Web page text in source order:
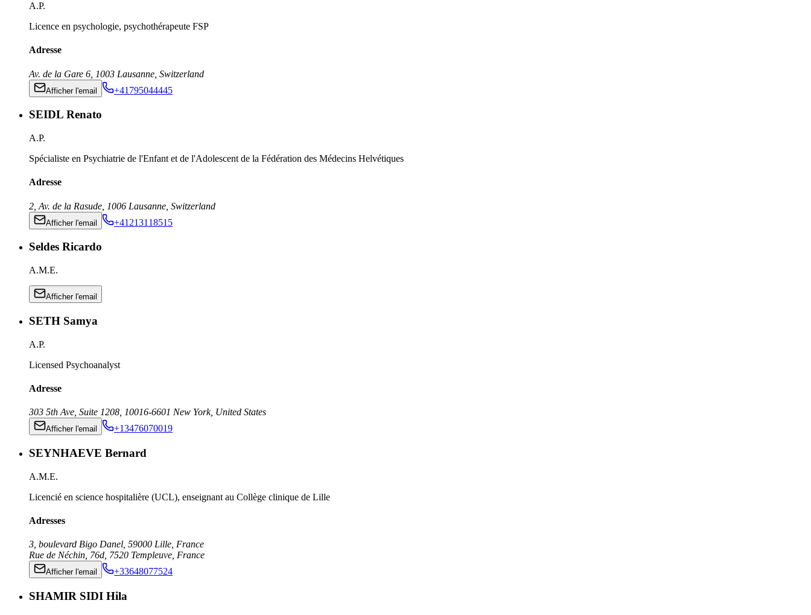
A.P.
Licence en psychologie, psychothérapeute FSP
Adresse
Av. de la Gare 6 1003 Lausanne Switzerland
Afficher l'email +41795044445
SEIDL Renato
A.P.
Spécialiste en Psychiatrie de l'Enfant et de l'Adolescent de la Fédération des Médecins Helvétiques
Adresse
2, Av. de la Rasude 1006 Lausanne Switzerland
Afficher l'email +41213118515
Seldes Ricardo
A.M.E.
Afficher l'email
SETH Samya
A.P.
Licensed Psychoanalyst
Adresse
303 5th Ave, Suite 1208 10016-6601 New York, United States
Afficher l'email +13476070019
SEYNHAEVE Bernard
A.M.E.
Licencié en science hospitalière (UCL), enseignant au Collège clinique de Lille
Adresses
3, boulevard Bigo Danel 59000 Lille France
Rue de Néchin, 76d 7520 Templeuve France
Afficher l'email +33648077524
SHAMIR SIDI Hila